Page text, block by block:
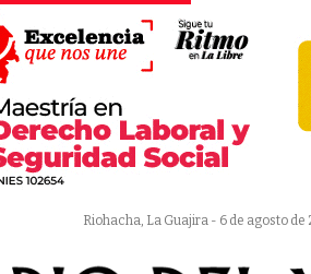
Riohacha, La Guajira - 6 de agosto de